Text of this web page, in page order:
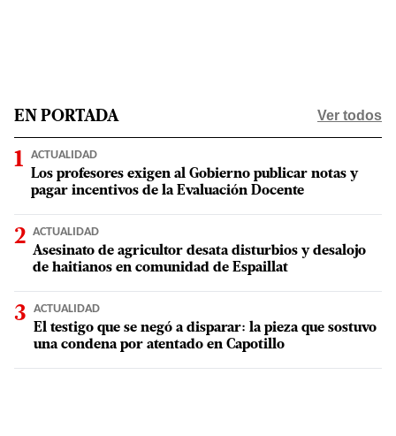
EN PORTADA Ver todos
ACTUALIDAD
Los profesores exigen al Gobierno publicar notas y
pagar incentivos de la Evaluación Docente
ACTUALIDAD
Asesinato de agricultor desata disturbios y desalojo
de haitianos en comunidad de Espaillat
ACTUALIDAD
El testigo que se negó a disparar: la pieza que sostuvo
una condena por atentado en Capotillo